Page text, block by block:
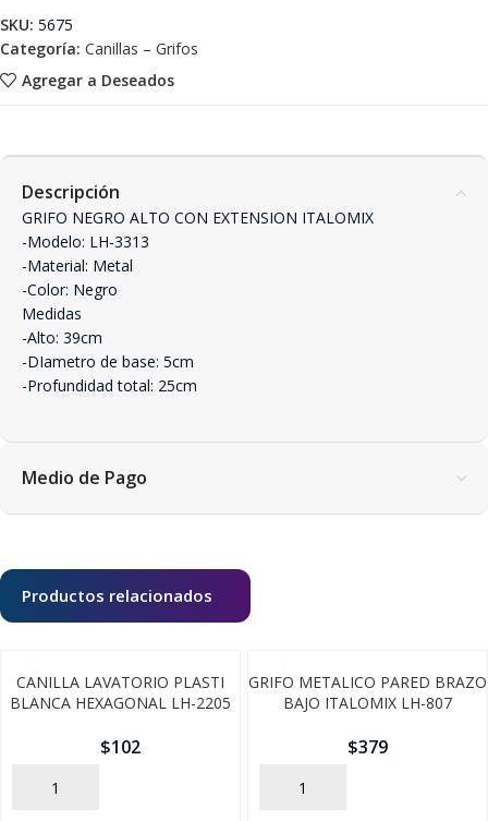
Agregar a Deseados
SKU: 5675
Categoría: Canillas – Grifos
Descripción
GRIFO NEGRO ALTO CON EXTENSION ITALOMIX
-Modelo: LH-3313
-Material: Metal
-Color: Negro
Medidas
-Alto: 39cm
-DIametro de base: 5cm
-Profundidad total: 25cm
Medio de Pago
Productos relacionados
CANILLA LAVATORIO PLASTI
BLANCA HEXAGONAL LH-2205
$102
AÑADIR
GRIFO METALICO PARED BRAZO
BAJO ITALOMIX LH-807
$379
AÑADIR